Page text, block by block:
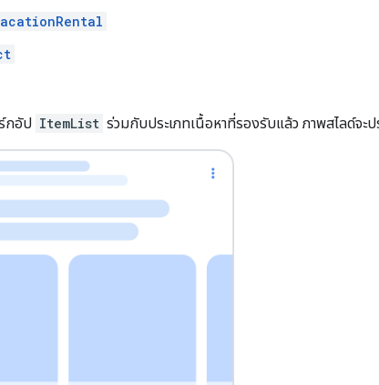
กอัป ItemList ร่วมกับประเภทเนื้อหาที่รองรับแล้ว ภาพสไลด์จ